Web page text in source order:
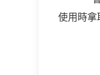
使用時拿